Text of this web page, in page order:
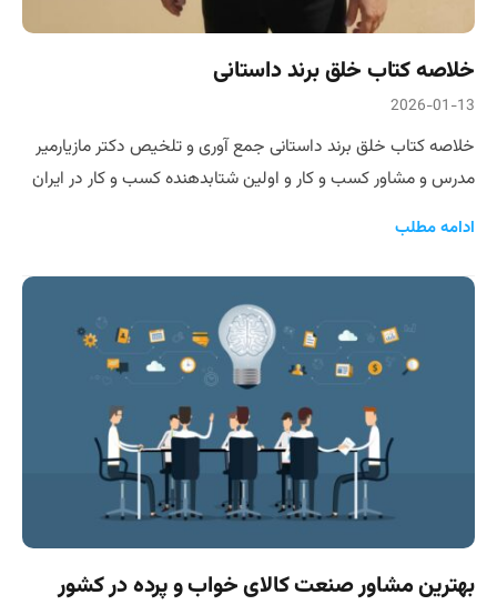
خلاصه کتاب خلق برند داستانی
2026-01-13
خلاصه کتاب خلق برند داستانی جمع آوری و تلخیص دکتر مازیارمیر
مدرس و مشاور کسب و کار و اولین شتابدهنده کسب و کار در ایران
ادامه مطلب
بهترین مشاور صنعت کالای خواب و پرده در کشور